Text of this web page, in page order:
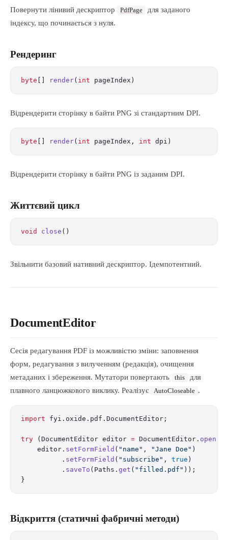
Повернути лінивий дескриптор PdfPage
для заданого
індексу, що починається з нуля.
Рендеринг
byte render( int pageIndex)
Відрендерити сторінку в байти PNG зі стандартним DPI.
byte render( int pageIndex, int dpi)
Відрендерити сторінку в байти PNG із заданим DPI.
Життєвий цикл
void close ()
Звільнити базовий нативний дескриптор. Ідемпотентний.
DocumentEditor
Сесія редагування PDF із можливістю зміни: заповнення
форм, редагування з вилученням (редакція), очищення
метаданих і збереження. Мутатори повертають
this
для
плавного ланцюжкового виклику. Реалізує
AutoCloseable .
import fyi.oxide.pdf.DocumentEditor;
try (DocumentEditor editor = DocumentEditor. open
    editor.
setFormField ( "name" , "Jane Doe" )
          .
setFormField ( "subscribe" , true )
          .
saveTo (Paths. get ( "filled.pdf" ));
}
Відкриття (статичні фабричні методи)